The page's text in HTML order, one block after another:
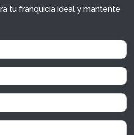
tu franquicia ideal y mantente